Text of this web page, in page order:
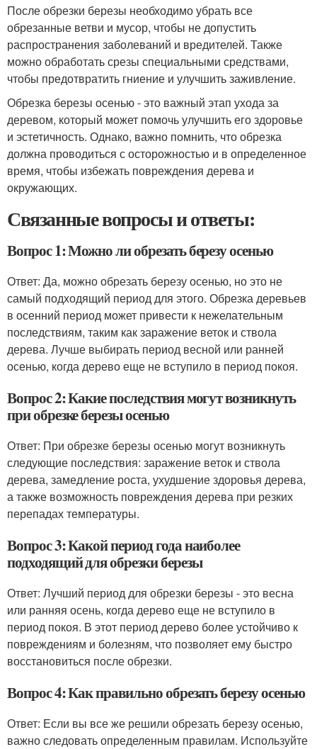
После обрезки березы необходимо убрать все
обрезанные ветви и мусор, чтобы не допустить
распространения заболеваний и вредителей. Также
можно обработать срезы специальными средствами,
чтобы предотвратить гниение и улучшить заживление.
Обрезка березы осенью - это важный этап ухода за
деревом, который может помочь улучшить его здоровье
и эстетичность. Однако, важно помнить, что обрезка
должна проводиться с осторожностью и в определенное
время, чтобы избежать повреждения дерева и
окружающих.
Связанные вопросы и ответы:
Вопрос 1: Можно ли обрезать березу осенью
Ответ: Да, можно обрезать березу осенью, но это не
самый подходящий период для этого. Обрезка деревьев
в осенний период может привести к нежелательным
последствиям, таким как заражение веток и ствола
дерева. Лучше выбирать период весной или ранней
осенью, когда дерево еще не вступило в период покоя.
Вопрос 2: Какие последствия могут возникнуть
при обрезке березы осенью
Ответ: При обрезке березы осенью могут возникнуть
следующие последствия: заражение веток и ствола
дерева, замедление роста, ухудшение здоровья дерева,
а также возможность повреждения дерева при резких
перепадах температуры.
Вопрос 3: Какой период года наиболее
подходящий для обрезки березы
Ответ: Лучший период для обрезки березы - это весна
или ранняя осень, когда дерево еще не вступило в
период покоя. В этот период дерево более устойчиво к
повреждениям и болезням, что позволяет ему быстро
восстановиться после обрезки.
Вопрос 4: Как правильно обрезать березу осенью
Ответ: Если вы все же решили обрезать березу осенью,
важно следовать определенным правилам. Используйте